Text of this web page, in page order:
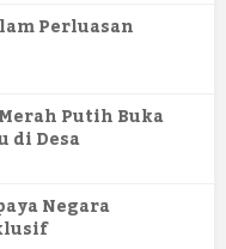
Perluasan
Putih Buka
di Desa
Negara